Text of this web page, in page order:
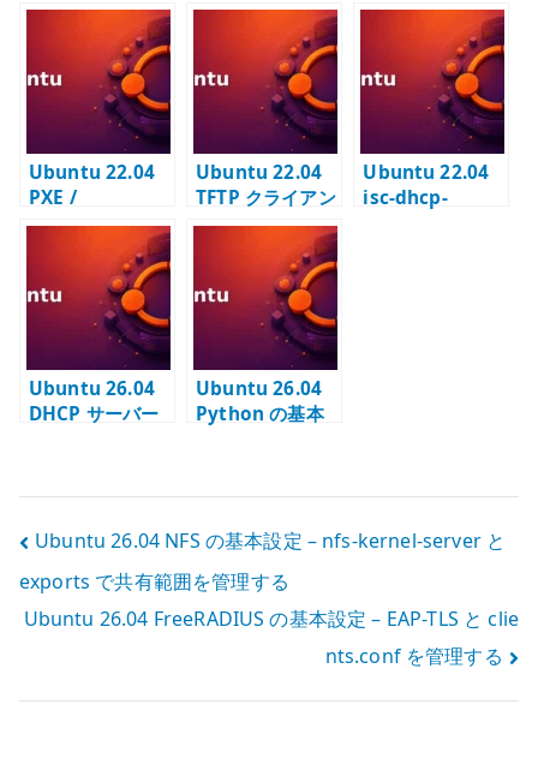
PXE ブート用
TFTP サーバー構
autoinstall の
DHCP / TFTP /
NoCloud で自動
インストールす
Autoinstall の
DHCP / TFTP /
HTTP を連携さ
せる
Ubuntu 22.04
PXE /
Autoinstall 自
動インストール –
DHCP / TFTP /
HTTP を連携さ
せる
Ubuntu 22.04
TFTP クライアン
ト – PXE やネッ
トワーク機器検
証で使う
Ubuntu 22.04
isc-dhcp-
Ubuntu 26.04
DHCP サーバー
IPv4 を配布する
Ubuntu 26.04
Python の基本
環境を管理する
投
稿
ナ
ビ
Ubuntu 26.04 NFS の基本設定 – nfs-kernel-server と
exports で共有範囲を管理する
Ubuntu 26.04 FreeRADIUS の基本設定 – EAP-TLS と clie
nts.conf を管理する